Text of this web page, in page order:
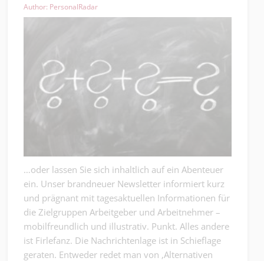
Author: PersonalRadar
…oder lassen Sie sich inhaltlich auf ein Abenteuer
ein. Unser brandneuer Newsletter informiert kurz
und prägnant mit tagesaktuellen Informationen für
die Zielgruppen Arbeitgeber und Arbeitnehmer –
mobilfreundlich und illustrativ. Punkt. Alles andere
ist Firlefanz. Die Nachrichtenlage ist in Schieflage
geraten. Entweder redet man von ‚Alternativen